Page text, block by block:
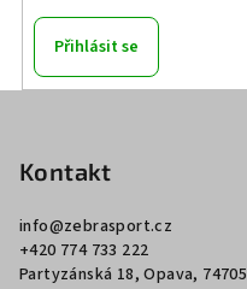
Přihlásit se
Kontakt
info@zebrasport.cz
+420 774 733 222
Partyzánská 18, Opava, 74705